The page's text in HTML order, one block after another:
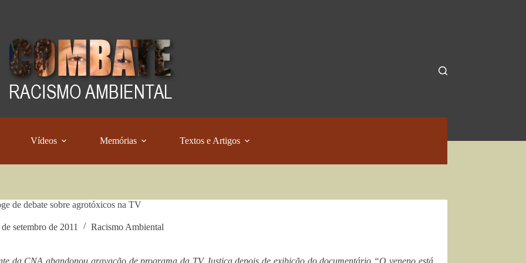
Vídeos Memórias Textos e Artigos
de debate sobre agrotóxicos na TV
setembro de 2011 Racismo Ambiental
da CNA abandonou gravação de programa da TV Justiça depois de exibição do documentário “O veneno está